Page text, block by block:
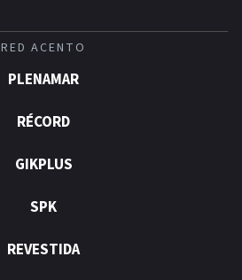
RED ACENTO
PLENAMAR
RÉCORD
GIKPLUS
SPK
REVESTIDA